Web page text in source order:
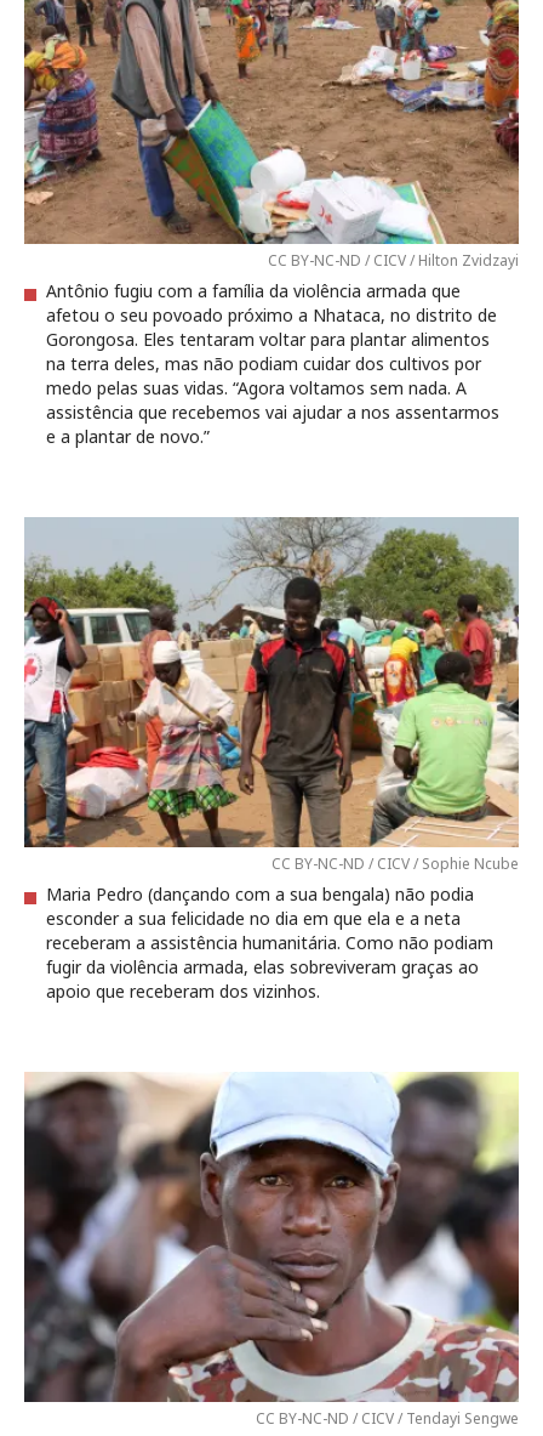
CC BY-NC-ND / CICV / Hilton Zvidzayi
Antônio fugiu com a família da violência armada que
afetou o seu povoado próximo a Nhataca, no distrito de
Gorongosa. Eles tentaram voltar para plantar alimentos
na terra deles, mas não podiam cuidar dos cultivos por
medo pelas suas vidas. “Agora voltamos sem nada. A
assistência que recebemos vai ajudar a nos assentarmos
e a plantar de novo.”
CC BY-NC-ND / CICV / Sophie Ncube
Maria Pedro (dançando com a sua bengala) não podia
esconder a sua felicidade no dia em que ela e a neta
receberam a assistência humanitária. Como não podiam
fugir da violência armada, elas sobreviveram graças ao
apoio que receberam dos vizinhos.
CC BY-NC-ND / CICV / Tendayi Sengwe